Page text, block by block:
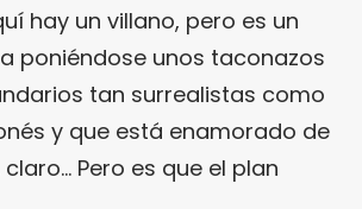
hay un villano, pero es un
poniéndose unos taconazos
tan surrealistas como
y que está enamorado de
Pero es que el plan